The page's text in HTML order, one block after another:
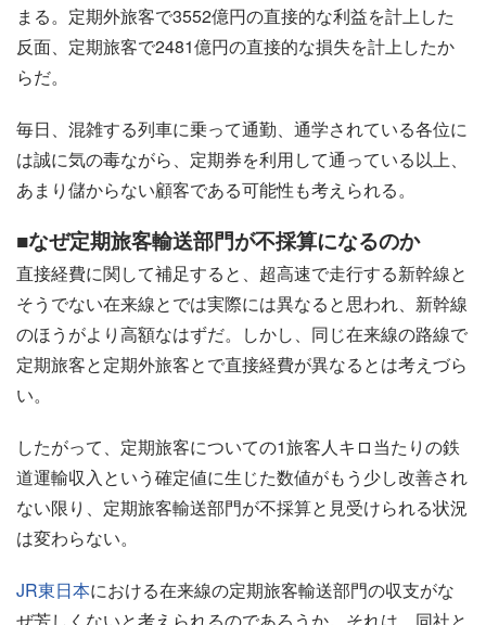
まる。定期外旅客で3552億円の直接的な利益を計上した
反面、定期旅客で2481億円の直接的な損失を計上したか
らだ。
毎日、混雑する列車に乗って通勤、通学されている各位に
は誠に気の毒ながら、定期券を利用して通っている以上、
あまり儲からない顧客である可能性も考えられる。
■なぜ定期旅客輸送部門が不採算になるのか
直接経費に関して補足すると、超高速で走行する新幹線と
そうでない在来線とでは実際には異なると思われ、新幹線
のほうがより高額なはずだ。しかし、同じ在来線の路線で
定期旅客と定期外旅客とで直接経費が異なるとは考えづら
い。
したがって、定期旅客についての1旅客人キロ当たりの鉄
道運輸収入という確定値に生じた数値がもう少し改善され
ない限り、定期旅客輸送部門が不採算と見受けられる状況
は変わらない。
JR東日本における在来線の定期旅客輸送部門の収支がな